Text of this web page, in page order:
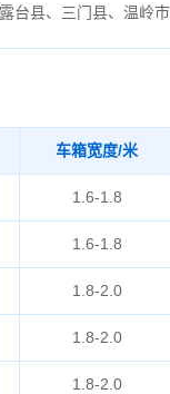
台县、三门县、温岭
车箱宽度/米
1.6-1.8
1.6-1.8
1.8-2.0
1.8-2.0
1.8-2.0